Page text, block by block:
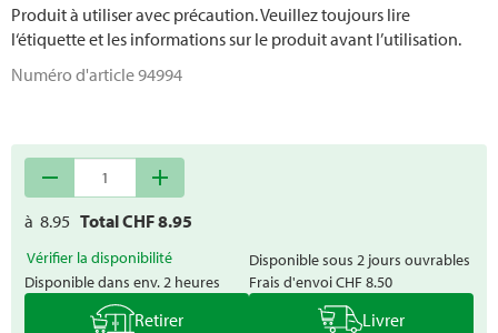
Produit à utiliser avec précaution. Veuillez toujours lire
l‘étiquette et les informations sur le produit avant l’utilisation.
Numéro d'article94994
remove add
à 8.95 Total CHF8.95
Vérifier la disponibilité
Disponible dans env. 2 heures
Disponible sous 2 jours ouvrables
Frais d'envoiCHF 8.50
Retirer Livrer